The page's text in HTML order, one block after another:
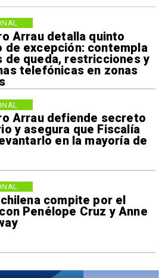
Arrau detalla quinto
de excepción: contempla
de queda, restricciones y
telefónicas en zonas
Arrau defiende secreto
y asegura que Fiscalía
en la mayoría de
compite por el
Penélope Cruz y Anne